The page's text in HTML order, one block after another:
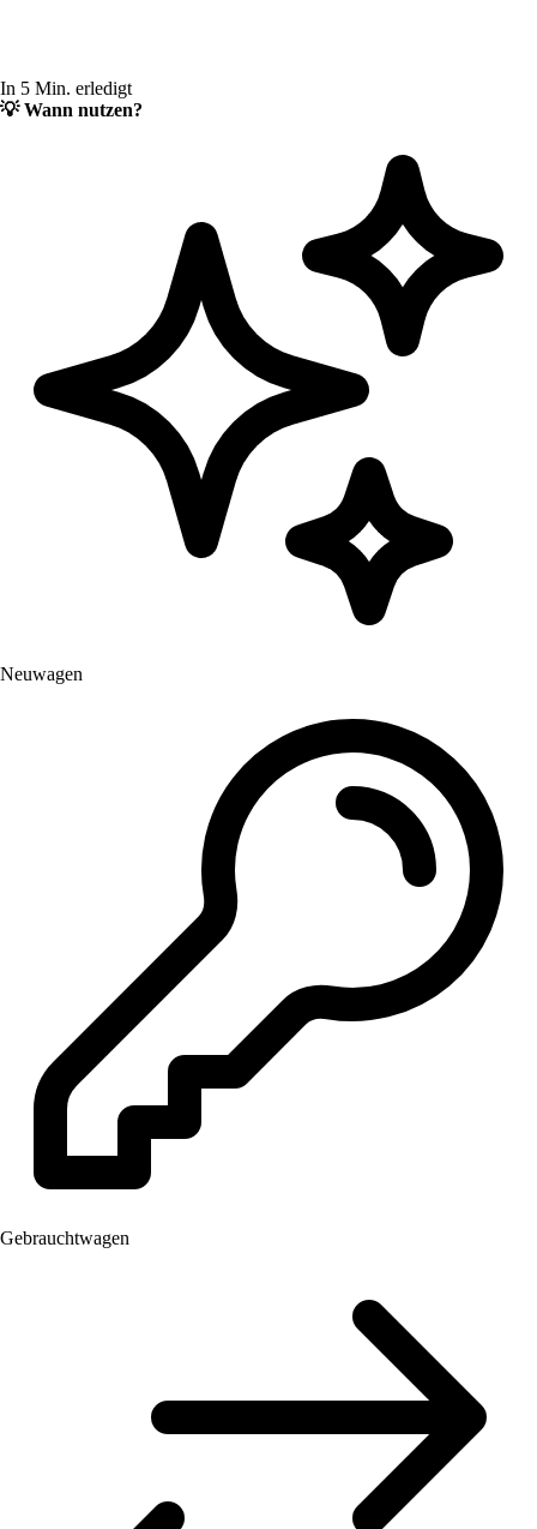
In 5 Min. erledigt
💡Wann nutzen?
Neuwagen
Gebrauchtwagen